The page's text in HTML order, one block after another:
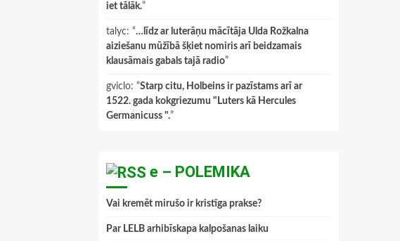
iet tālāk.”
talyc: “…līdz ar luterāņu mācītāja Ulda Rožkalna
aiziešanu mūžībā šķiet nomiris arī beidzamais
klausāmais gabals tajā radio”
gviclo: “Starp citu, Holbeins ir pazīstams arī ar
1522. gada kokgriezumu "Luters kā Hercules
Germanicuss ".”
e – POLEMIKA
Vai kremēt mirušo ir kristīga prakse?
Par LELB arhibīskapa kalpošanas laiku